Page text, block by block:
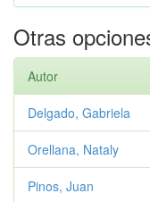
Otras
Autor
Delgado, Gabriela
Orellana, Nataly
Pinos, Juan